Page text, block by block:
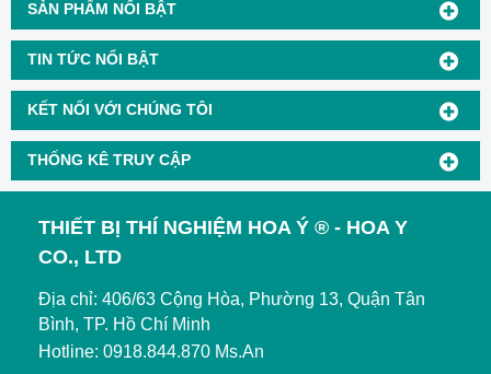
SẢN PHẨM NỔI BẬT
TIN TỨC NỔI BẬT
KẾT NỐI VỚI CHÚNG TÔI
THỐNG KÊ TRUY CẬP
THIẾT BỊ THÍ NGHIỆM HOA Ý ® - HOA Y
CO., LTD
Địa chỉ: 406/63 Cộng Hòa, Phường 13, Quận Tân
Bình, TP. Hồ Chí Minh
Hotline: 0918.844.870 Ms.An